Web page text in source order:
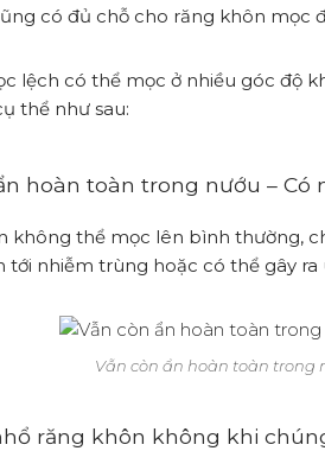
có đủ chỗ cho răng khôn mọc
lệch có thể mọc ở nhiều góc độ
thể như sau:
hoàn toàn trong nướu –
không thể mọc lên bình thường,
tới nhiễm trùng hoặc có thể gây
Vẫn còn ẩn hoàn toàn trong
răng khôn không khi